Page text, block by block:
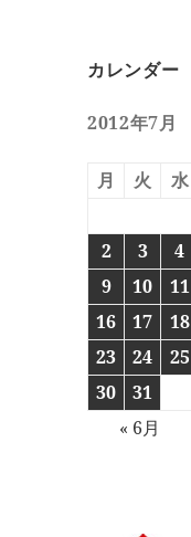
カレンダー
2012年7月
月 火 水
2
3 4
9
10 11
16
17 18
23
24 25
30
31
« 6月